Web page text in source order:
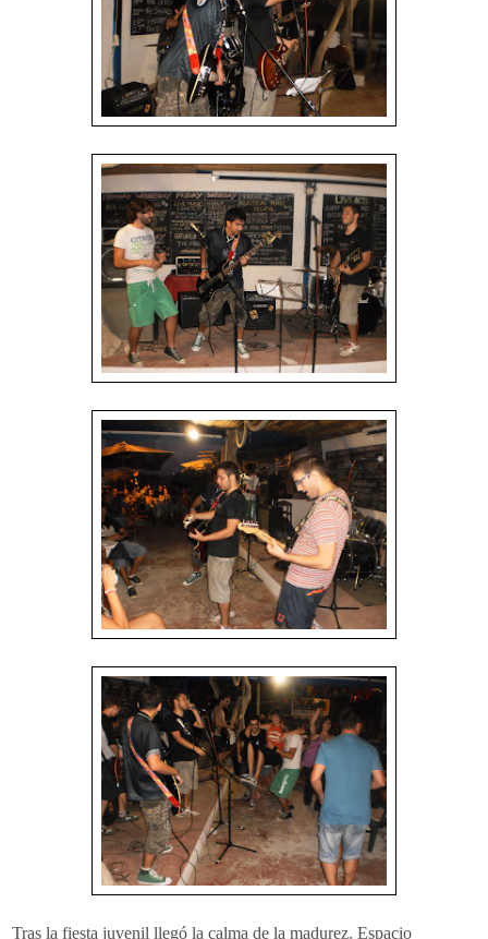
Tras la fiesta juvenil llegó la calma de la madurez. Espacio